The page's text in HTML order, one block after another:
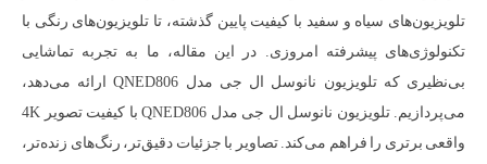
تلویزیون‌های سیاه و سفید با کیفیت پایین گذشته، تا تلویزیون‌های رنگی با
تکنولوژی‌های پیشرفته امروزی. در این مقاله، ما به تجربه تماشایی
بی‌نظیری که تلویزیون نانوسل ال جی مدل QNED806 ارائه می‌دهد،
می‌پردازیم. تلویزیون نانوسل ال جی مدل QNED806 با کیفیت تصویر 4K
واقعی برتری را فراهم می‌کند. تصاویر با جزئیات دقیق‌تر، رنگ‌های زنده‌تر،